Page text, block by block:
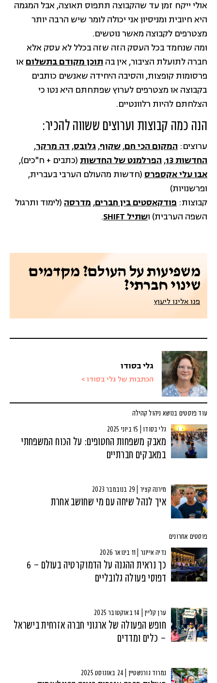
אולי ייקח זמן עד שהקבוצה תתפוס תאוצה, אבל המגמה
היא חיובית ומניסיון אני יכולה לומר שיש הרבה יותר
מצטרפים לקבוצה מאשר נוטשים.
ומה שנחמד בכל העסק הזה שזה בכלל לא עסק אלא
חברה לתועלת הציבור, אין בה תוכן מקודם בתשלום או
פרסומות קופצות, והסיבה היחידה שאנשים כותבים
בקבוצה או מצטרפים לערוץ שפתחתם היא נטו כי
הצלחתם להיות רלוונטיים.
הנה כמה קבוצות וערוצים ששווה להכיר:
ערוצים: המקום הכי חם,שקוף,גלובס,דה מרקר,
החדשות 13
,הפרלמנט של החדשות (כתבים + ח"כים),
אבו עלי אקספרס (חדשות מהעולם הערבי בעברית,
ופרשנויות)
קבוצות: פודקאסטים בין חברים,מדרסה (לימוד ותרגול
השפה הערבית) ושתיל SHIFT .
משפיעות על העולם? מקדמים
שינוי חברתי?
פנו אלינו ליעוץ
גלי בסודו
הכתבות של גלי בסודו >
עוד פוסטים בנושא ניהול קהילה
גלי בסודו | 15 ביוני 2025
מאבק משפחות החטופים: על הכוח המשפחתי
במאבקים חברתיים
מירנה קציר | 29 בנובמבר 2023
איך לנהל שיחה עם מי שחושב אחרת
פוסטים אחרונים
נדיה אייזנר | 11 בינואר 2026
כך נראית ההגנה על הדמוקרטיה בעולם – 6
דפוסי פעולה גלובליים
ערן קליין | 14 באוקטובר 2025
חופש הפעולה של ארגוני חברה אזרחית בישראל
– כלים ומדדים
נמרוד גורנשטיין | 24 באוגוסט 2025